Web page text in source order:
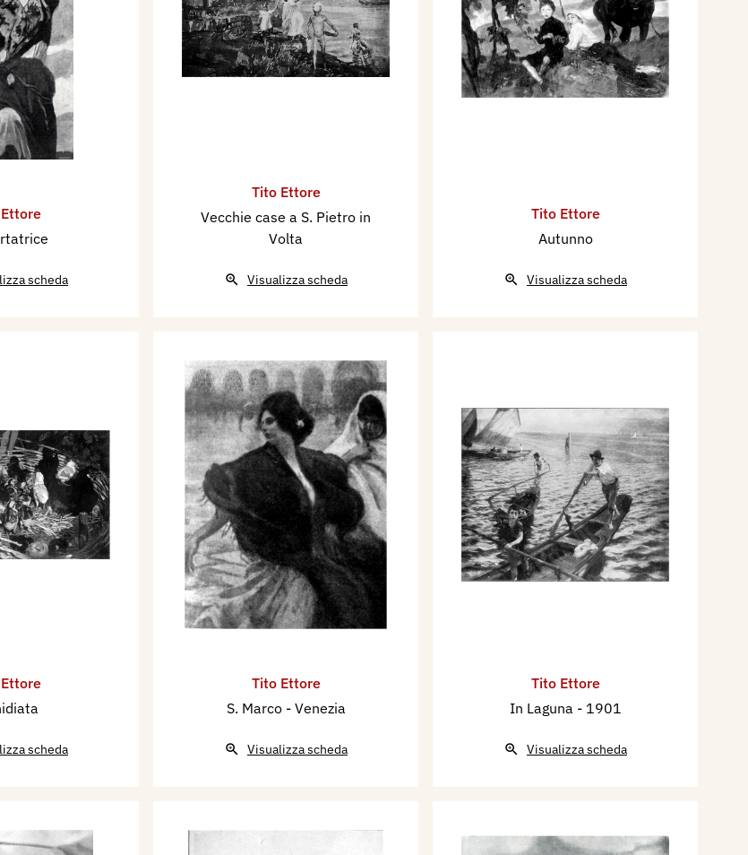
scheda
Tito Ettore
Vecchie case a S. Pietro in
Volta
Visualizza scheda
Tito Ettore
Autunno
Visualizza scheda
scheda
Tito Ettore
S. Marco - Venezia
Visualizza scheda
Tito Ettore
In Laguna - 1901
Visualizza scheda